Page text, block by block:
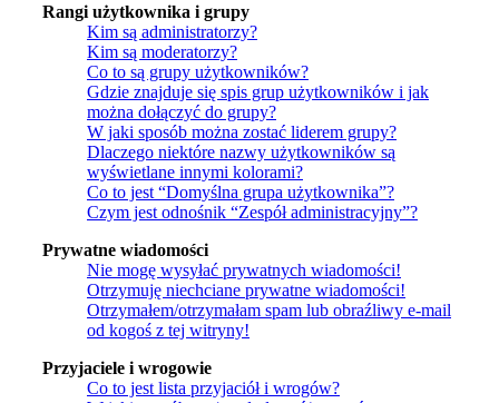
Rangi użytkownika i grupy
Kim są administratorzy?
Kim są moderatorzy?
Co to są grupy użytkowników?
Gdzie znajduje się spis grup użytkowników i jak
można dołączyć do grupy?
W jaki sposób można zostać liderem grupy?
Dlaczego niektóre nazwy użytkowników są
wyświetlane innymi kolorami?
Co to jest “Domyślna grupa użytkownika”?
Czym jest odnośnik “Zespół administracyjny”?
Prywatne wiadomości
Nie mogę wysyłać prywatnych wiadomości!
Otrzymuję niechciane prywatne wiadomości!
Otrzymałem/otrzymałam spam lub obraźliwy e-mail
od kogoś z tej witryny!
Przyjaciele i wrogowie
Co to jest lista przyjaciół i wrogów?